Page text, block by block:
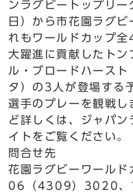
ンラグビートップリ
日）から市花園ラグ
れもワールドカップ
大躍進に貢献したトン
ル・ブロードハース
タ）の3人が登場する
選手のプレーを観戦し
ど詳しくは、ジャパ
イトをご覧ください。
問合せ先
花園ラグビーワール
06（4309）3020、